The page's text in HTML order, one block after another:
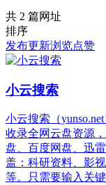
共 2 篇网址
排序
发布更新浏览点赞
小云搜索
小云搜索（
收录全网云盘资源
盘、百度网盘、迅
盖：科研资料、影
等。只需要输入关